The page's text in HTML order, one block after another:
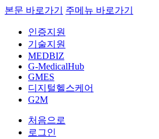
본문 바로가기 주메뉴 바로가기
인증지원
기술지원
MEDBIZ
G-MedicalHub
GMES
디지털헬스케어
G2M
처음으로
로그인